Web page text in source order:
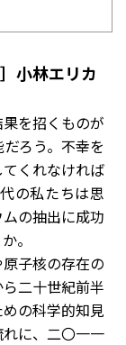
小林エリカ
を招くものが
ろう。不幸を
くれなければ
の私たちは思
の抽出に成功
。
子核の存在の
二十世紀前半
の科学的知見
に、二〇一一